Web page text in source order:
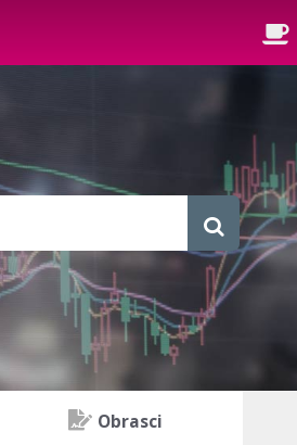
Obrasci